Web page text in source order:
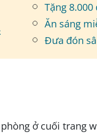
Tặng
Ăn sáng
Đưa đón
ở cuối trang